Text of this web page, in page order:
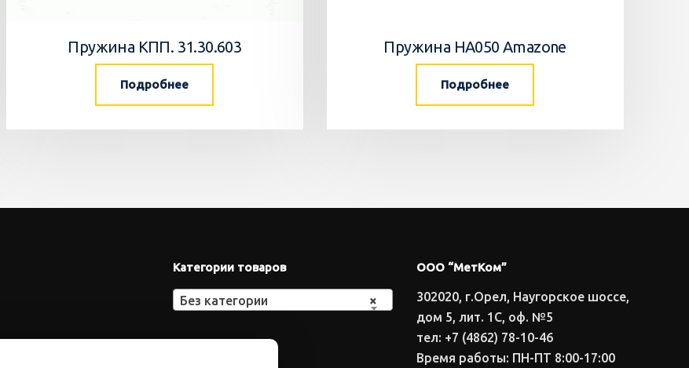
Пружина КПП. 31.30.603
Подробнее
Пружина HA050 Amazone
Подробнее
Категории товаров
×
Без категории
ООО “МетКом”
302020, г.Орел, Наугорское шоссе,
дом 5, лит. 1С, оф. №5
тел: +7 (4862) 78-10-46
Время работы: ПН-ПТ 8:00-17:00